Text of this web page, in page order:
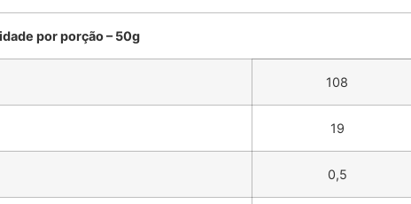
por porção – 50g
108
19
0,5